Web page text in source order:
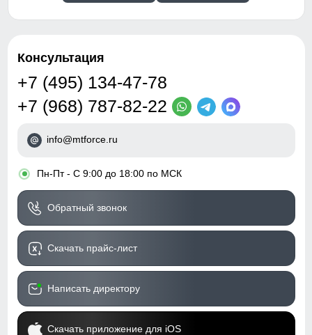
Консультация
+7 (495) 134-47-78
+7 (968) 787-82-22
info@mtforce.ru
• Пн-Пт - С 9:00 до 18:00 по МСК
Обратный звонок
Скачать прайс-лист
Написать директору
Скачать приложение для iOS